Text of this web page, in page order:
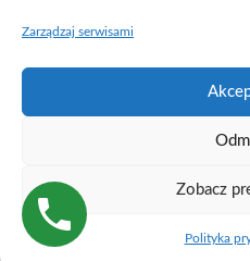
Zarządzaj serwisami
Zobacz
Polityka
Masz
Umów się
© 2021 Wszelkie